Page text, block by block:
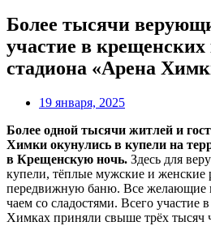
Более тысячи
участие в
стадиона «Арена
19 января, 2025
Более одной тысячи житлей и
Химки окунулись в купели на
в Крещенскую ночь. Здесь для
купели, тёплые мужские и женские
передвижную баню. Все желающие
чаем со сладостями. Всего участие
Химках приняли свыше трёх тысяч